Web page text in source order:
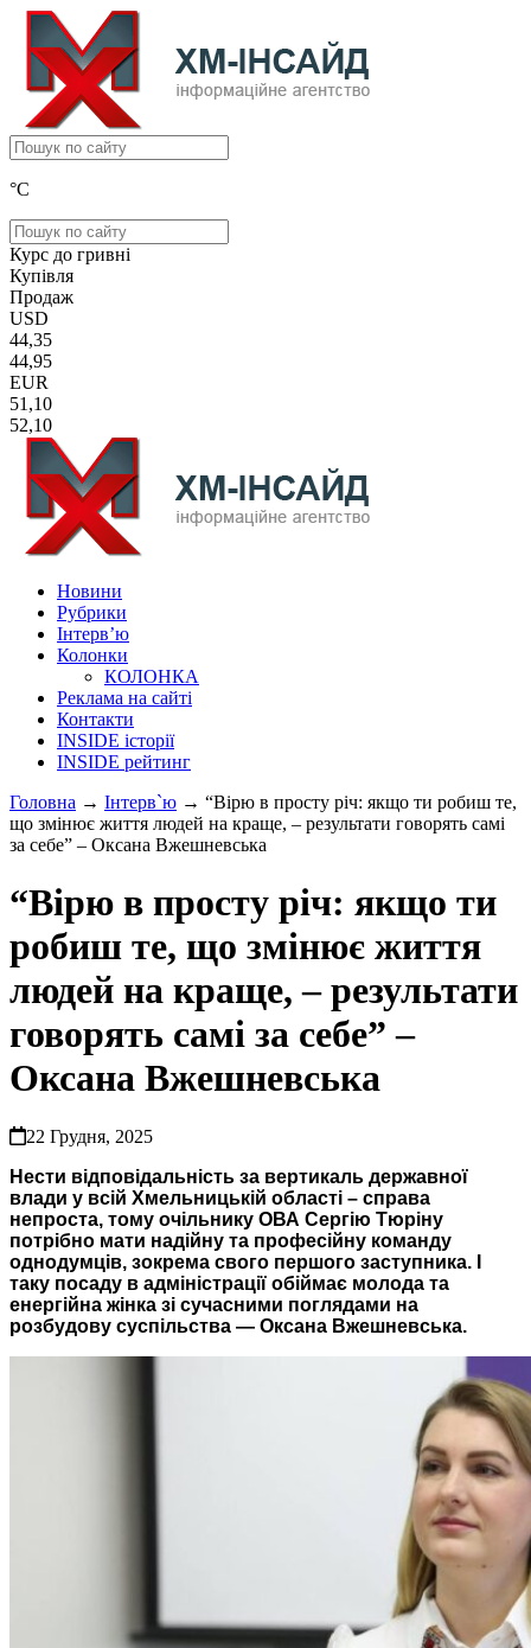
°C
Курс до гривні
Купівля
Продаж
USD
44,35
44,95
EUR
51,10
52,10
Новини
Рубрики
Інтерв’ю
Колонки
КОЛОНКА
Реклама на сайті
Контакти
INSIDE історії
INSIDE рейтинг
Головна → Інтерв`ю → “Вірю в просту річ: якщо ти робиш те,
що змінює життя людей на краще, – результати говорять самі
за себе” – Оксана Вжешневська
“Вірю в просту річ: якщо ти
робиш те, що змінює життя
людей на краще, – результати
говорять самі за себе” –
Оксана Вжешневська
22 Грудня, 2025
Нести відповідальність за вертикаль державної
влади у всій Хмельницькій області – справа
непроста, тому очільнику ОВА Сергію Тюріну
потрібно мати надійну та професійну команду
однодумців, зокрема свого першого заступника. І
таку посаду в адміністрації обіймає молода та
енергійна жінка зі сучасними поглядами на
розбудову суспільства — Оксана Вжешневська.